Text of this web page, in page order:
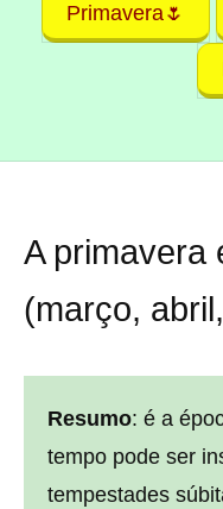
Primavera🌷
A primavera
(março,
Resumo: é a
tempo pode ser
tempestades